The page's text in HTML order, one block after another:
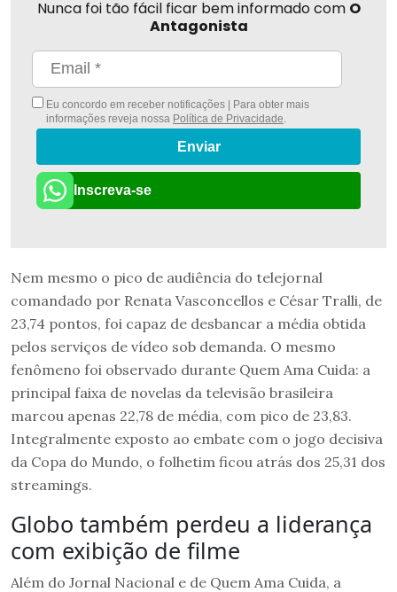
Nunca foi tão fácil ficar bem informado com O
Antagonista
Eu concordo em receber notificações | Para obter mais
informações reveja nossa Política de Privacidade
Enviar
Inscreva-se
Nem mesmo o pico de audiência do telejornal
comandado por Renata Vasconcellos e César Tralli, de
23,74 pontos, foi capaz de desbancar a média obtida
pelos serviços de vídeo sob demanda. O mesmo
fenômeno foi observado durante Quem Ama Cuida: a
principal faixa de novelas da televisão brasileira
marcou apenas 22,78 de média, com pico de 23,83.
Integralmente exposto ao embate com o jogo decisiva
da Copa do Mundo, o folhetim ficou atrás dos 25,31 dos
streamings.
Globo também perdeu a liderança
com exibição de filme
Além do Jornal Nacional e de Quem Ama Cuida, a